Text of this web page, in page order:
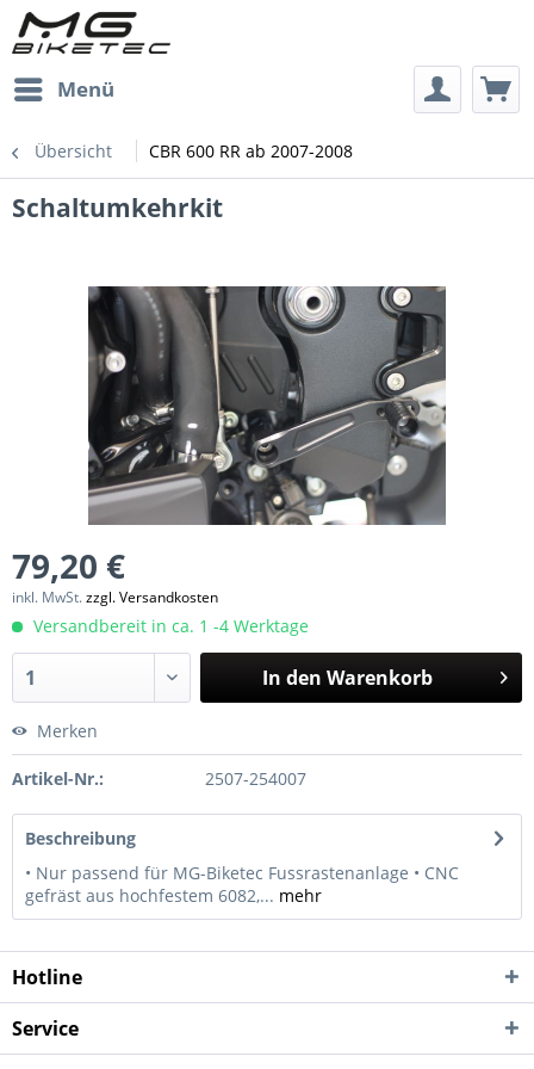
Menü
Übersicht CBR 600 RR ab 2007-2008
Schaltumkehrkit
79,20 €
inkl. MwSt.zzgl. Versandkosten
Versandbereit in ca. 1 -4 Werktage
In den Warenkorb
Merken
Artikel-Nr.: 2507-254007
Beschreibung
• Nur passend für MG-Biketec Fussrastenanlage • CNC
gefräst aus hochfestem 6082,... mehr
Hotline
Service